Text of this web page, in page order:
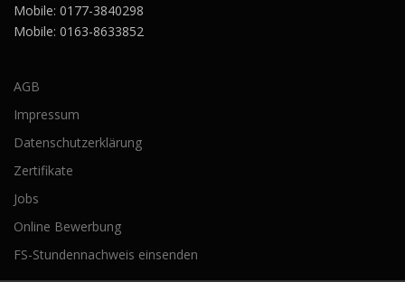
Mobile: 0177-3840298
Mobile: 0163-8633852
AGB
Impressum
Datenschutzerklärung
Zertifikate
Jobs
Online Bewerbung
FS-Stundennachweis einsenden